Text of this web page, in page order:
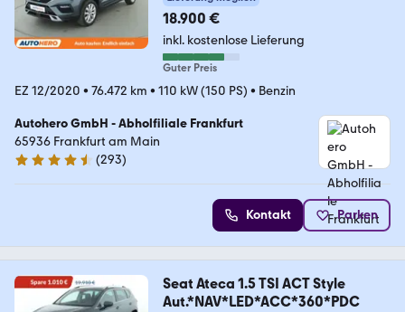
18.900 €
inkl. kostenlose Lieferung
Guter Preis
EZ 12/2020 • 76.472 km • 110 kW (150 PS) • Benzin
Autohero GmbH - Abholfiliale Frankfurt
65936 Frankfurt am Main
4.6 Sterne
(293)
Kontakt Parken
Seat Ateca 1.5 TSI ACT Style
Aut.*NAV*LED*ACC*360*PDC